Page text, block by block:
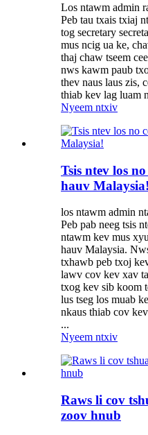
Los ntawm admin
Peb tau txais txiaj
tog secretary
mus ncig ua ke,
thaj chaw tseem
nws kawm paub
thev naus laus zis,
thiab kev lag luam
Nyeem ntxiv
Tsis ntev los
hauv Malaysia!
los ntawm admin
Peb pab neeg tsis
ntawm kev mus
hauv Malaysia.
txhawb peb txoj
lawv cov kev xav
txog kev sib koom
lus tseg los muab
nkaus thiab cov
...
Nyeem ntxiv
Raws li cov
zoov hnub